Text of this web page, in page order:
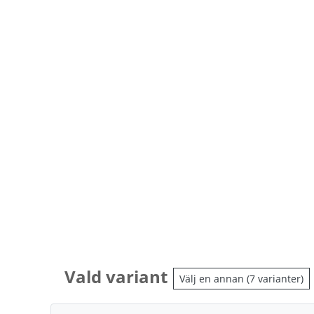
Vald variant Välj en annan (7 varianter)